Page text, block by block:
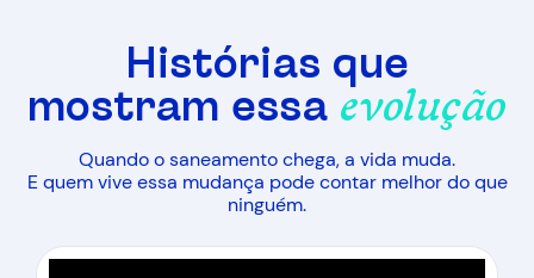
Histórias que
mostram essa evolução
Quando o saneamento chega, a vida muda.
E quem vive essa mudança pode contar melhor do que
ninguém.